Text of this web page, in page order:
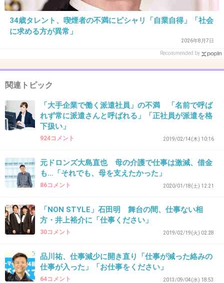
管理面談、月一なんて高頻度でするの？派遣先
にとっては仕事してない時間だから喜ばれ無い
し営業もそんな暇なんだね
30. 匿名2019/12/24(火) 21:50:34
ヘラヘラしてて怖いんだよね、頭逝かれてると
思うよ
+11
31. 匿名2019/12/24(火) 21:51:32
わたしが今所属している派遣元はよく相談に乗
ってくれるよ。
1件の返信
34歳タレント、喫煙者の不満にピシャリ「自業自得」「社会
に求める方が異常」
2026年8月7日
Recommended by
関連トピック
「大手企業で働く派遣社員」の不満 「名前で呼ば
れず常に派遣さんと呼ばれる」「正社員が派遣を格
下扱い」
924コメント 2019/02/14(木) 10:16
元ドロンズ大島直也 母の介護で仕事は激減、借金
も…「それでも、母を支えたかった」
86コメント 2020/01/18(土) 12:21
「NON STYLE」石田明 舞台の間、仕事ない相
方・井上裕介に「仕事ください」
30コメント 2019/02/19(火) 02:28
品川祐、仕事減少に開き直り「仕事が減った絡みの
仕事が入った」「お仕事をください」
64コメント 2013/09/04(水) 18:53